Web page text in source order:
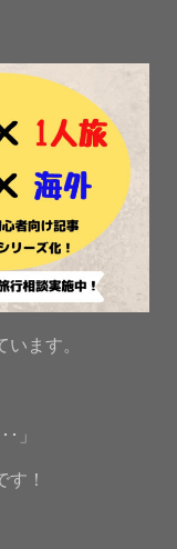
ます。
」
！